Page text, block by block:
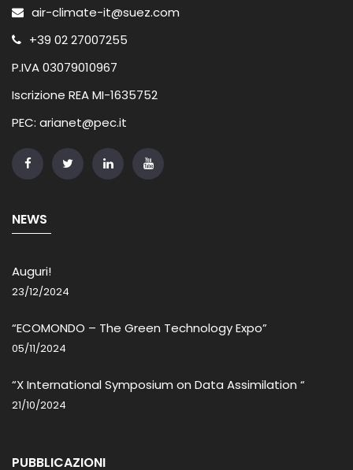
air-climate-it@suez.com
+39 02 27007255
P.IVA 03079010967
Iscrizione REA MI-1635752
PEC: arianet@pec.it
NEWS
Auguri!
23/12/2024
“ECOMONDO – The Green Technology Expo”
05/11/2024
“X International Symposium on Data Assimilation “
21/10/2024
PUBBLICAZIONI